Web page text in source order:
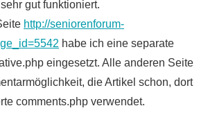
gut funktioniert.
http://seniorenforum-
habe ich eine separate
eingesetzt. Alle anderen Seite
die Artikel schon, dort
comments.php verwendet.